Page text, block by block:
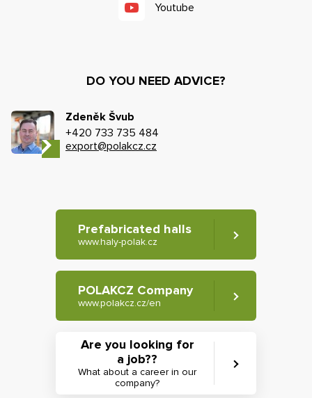
Youtube
DO YOU NEED ADVICE?
Zdeněk Švub
+420 733 735 484
export@polakcz.cz
Prefabricated halls
www.haly-polak.cz
POLAKCZ Company
www.polakcz.cz/en
Are you looking for
a job??
What about a career in our
company?